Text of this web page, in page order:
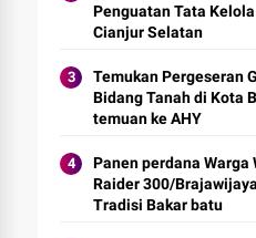
Penguatan Tata
Cianjur Selatan
Temukan Pergeseran
Bidang Tanah di Kota
temuan ke AHY
Panen perdana Warga
Raider 300/
Tradisi Bakar batu